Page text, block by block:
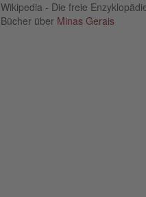
Wikipedia - Die freie
Bücher über Minas Gerais